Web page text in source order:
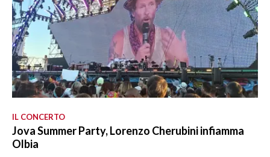
IL CONCERTO
Jova Summer Party, Lorenzo Cherubini infiamma
Olbia